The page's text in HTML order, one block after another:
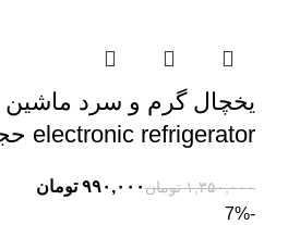
electronic refrigerator حجم ۷/۵ لیتری
۱,۳۵۰,۰۰۰ تومان۹۹۰,۰۰۰ تومان
-7%